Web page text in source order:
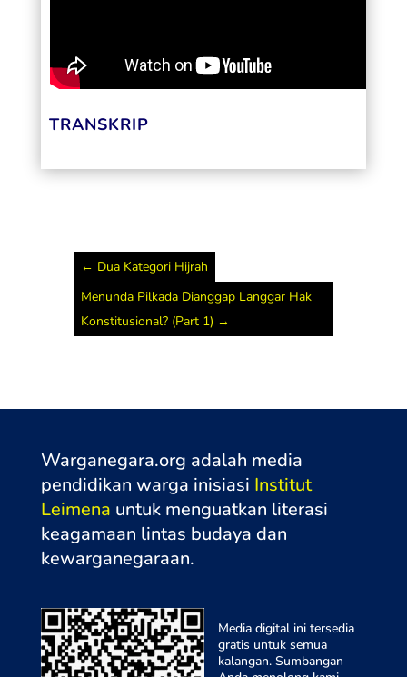
TRANSKRIP
← Dua Kategori Hijrah
Menunda Pilkada Dianggap Langgar Hak
Konstitusional? (Part 1) →
Warganegara.org adalah media
pendidikan warga inisiasi Institut
Leimena untuk menguatkan literasi
keagamaan lintas budaya dan
kewarganegaraan.
Media digital ini tersedia
gratis untuk semua
kalangan. Sumbangan